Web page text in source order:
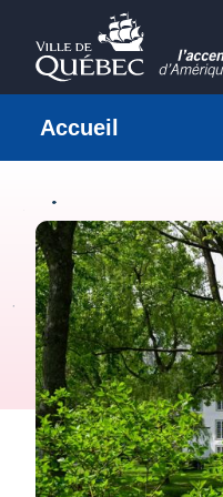
Passer au contenu
Ville de Québec
Accueil